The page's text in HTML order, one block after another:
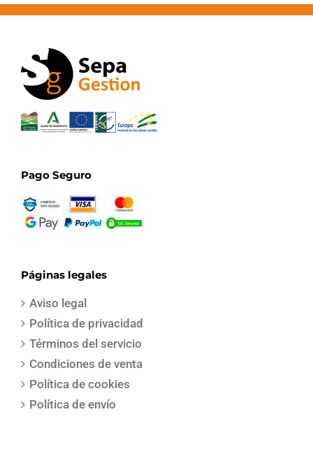
Pago Seguro
Páginas legales
Aviso legal
Política de privacidad
Términos del servicio
Condiciones de venta
Política de cookies
Política de envío